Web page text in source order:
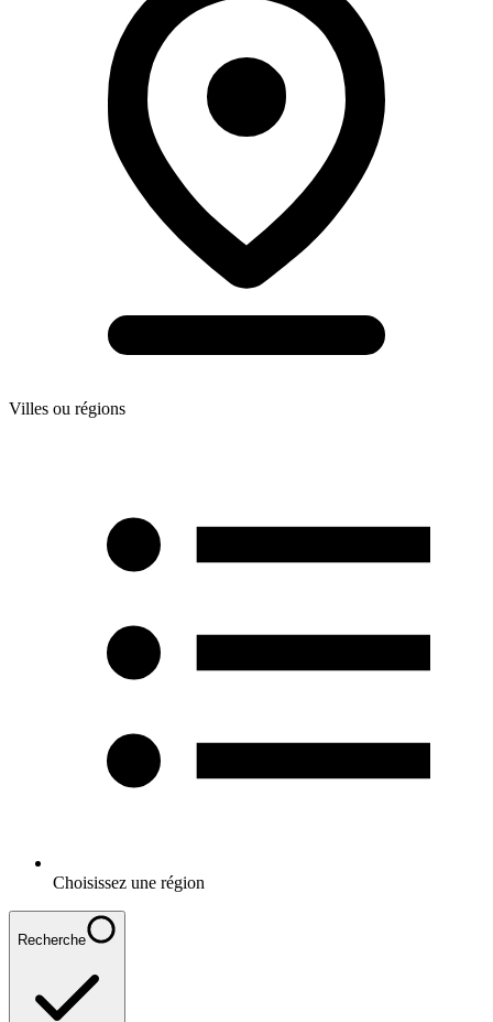
Villes ou régions
Choisissez une région
Recherche